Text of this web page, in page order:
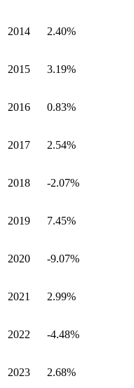
2014 2.40%
2015 3.19%
2016 0.83%
2017 2.54%
2018 -2.07%
2019 7.45%
2020 -9.07%
2021 2.99%
2022 -4.48%
2023 2.68%